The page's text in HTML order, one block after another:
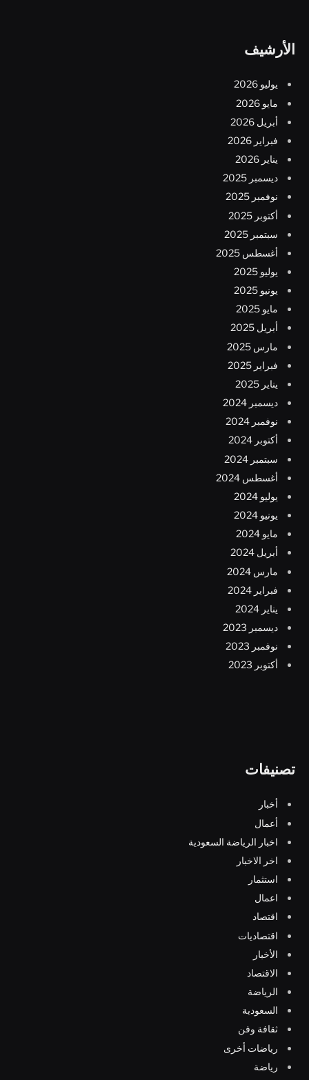
الأرشيف
يوليو 2026
مايو 2026
أبريل 2026
فبراير 2026
يناير 2026
ديسمبر 2025
نوفمبر 2025
أكتوبر 2025
سبتمبر 2025
أغسطس 2025
يوليو 2025
يونيو 2025
مايو 2025
أبريل 2025
مارس 2025
فبراير 2025
يناير 2025
ديسمبر 2024
نوفمبر 2024
أكتوبر 2024
سبتمبر 2024
أغسطس 2024
يوليو 2024
يونيو 2024
مايو 2024
أبريل 2024
مارس 2024
فبراير 2024
يناير 2024
ديسمبر 2023
نوفمبر 2023
أكتوبر 2023
تصنيفات
أخبار
أعمال
اخبار الرياضة السعودية
اخر الاخبار
استثمار
اعمال
اقتصاد
اقتصاديات
الأخبار
الاقتصاد
الرياضة
السعودية
ثقافة وفن
رياضات أخرى
رياضة